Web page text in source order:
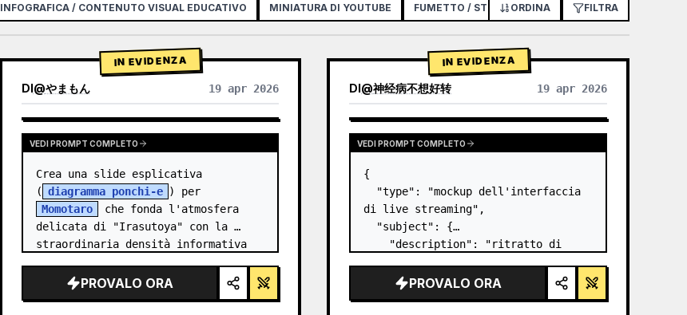
INFOGRAFICA / CONTENUTO VISUAL EDUCATIVO MINIATURA DI YOUTUBE FUMETTO / STORYBOARD POSTER / VOLANTINO
ORDINA FILTRA
IN EVIDENZA
DI@やまもん 19 apr 2026
VISUALIZZA RISULTATI DI ALTRI MODELLI
VEDI PROMPT COMPLETO
Crea una slide esplicativa
( diagramma ponchi-e
) per
Momotaro
che fonda l'atmosfera
delicata di "Irasutoya" con la
straordinaria densità informativa
PROVALO ORA
IN EVIDENZA
DI@神经病不想好转 19 apr 2026
VEDI PROMPT COMPLETO
{
  "type": "mockup dell'interfaccia
di live streaming",
  "subject": {
una t-shirt nera con una grafica
tecnica schematica bianca",
PROVALO ORA